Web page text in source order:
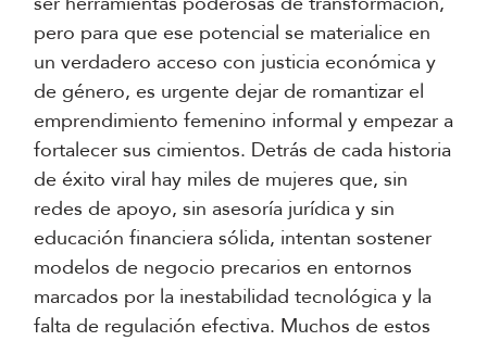
pero para que ese potencial se materialice en
un verdadero acceso con justicia económica y
de género, es urgente dejar de romantizar el
emprendimiento femenino informal y empezar a
fortalecer sus cimientos. Detrás de cada historia
de éxito viral hay miles de mujeres que, sin
redes de apoyo, sin asesoría jurídica y sin
educación financiera sólida, intentan sostener
modelos de negocio precarios en entornos
marcados por la inestabilidad tecnológica y la
falta de regulación efectiva. Muchos de estos